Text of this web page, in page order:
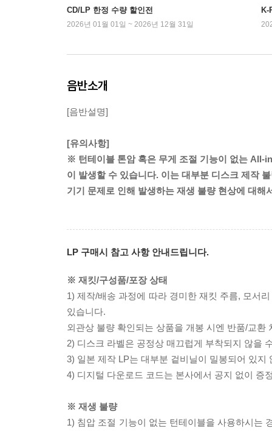
CD/LP 한정 수량 할인전
2026년 01월 01일 ~ 2026년 12월 31일
K-
음반소개
[음반설명]
[유의사항]
※ 턴테이블 톤암 혹은 무게 조절 기능이 없는 All-
이 발생할 수 있습니다. 이는 대부분 디스크 제작
기기 문제로 인해 발생하는 재생 불량 현상에 대
LP 구매시 참고 사항 안내드립니다.
※ 재킷/구성품/포장 상태
1) 제작/배송 과정에 따라 경미한 재킷 주름, 모서
있습니다.
외관상 불량 확인되는 상품을 개봉 시엔 반품/교환
2) 디스크 라벨은 공정상 매끄럽게 부착되지 않을
3) 일본 제작 LP는 대부분 겉비닐이 밀봉되어 있지
4) 디지털 다운로드 코드는 본사에서 공지 없이 증
※ 재생 불량
1) 침압 조절 기능이 없는 턴테이블을 사용하시는